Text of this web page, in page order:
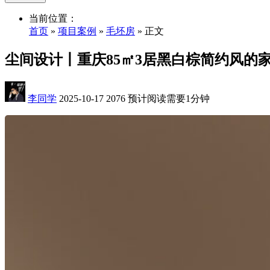
当前位置：
首页 » 项目案例 » 毛坯房 » 正文
尘间设计丨重庆85㎡3居黑白棕简约风的
李同学 2025-10-17 2076 预计阅读需要1分钟